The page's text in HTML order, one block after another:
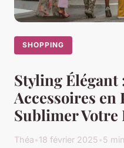
SHOPPING
Styling Élégant
Accessoires en
Sublimer Votre
Théa•18 février 2025•5